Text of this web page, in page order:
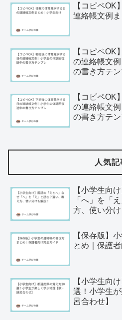
【コピペOK
連絡帳文例
【コピペOK
の連絡帳文
の書き方テン
【コピペOK
の連絡帳文
の書き方テン
人気記
【小学生向
「へ」を「
方、使い分け
【保存版】
とめ｜保護
【小学生向
選！小学生
呂合わせ】